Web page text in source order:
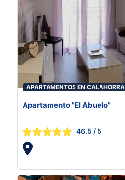
APARTAMENTOS EN CALAHORRA
Apartamento "El Abuelo"
46.5 / 5